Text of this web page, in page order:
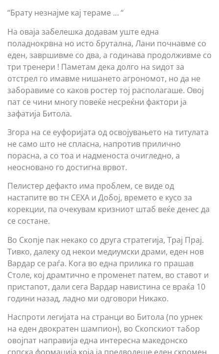
“Брату незнајме кај тераме … “
На оваја забелешка додавам уште една
поладнокрвна но исто брутална, Лани почнавме со
еден, завршивме со два, а годинава продолживме со
три тренери ! Паметам дека долго на ѕидот за
отстрел го имавме нишането агрономот, но да не
заборавиме со каков ростер тој располагаше. Овој
пат се чини многу повеќе несреќни фактори ја
зафатија Битола.
Згора на се еуфоријата од освојувањето на титулата
не само што не спласна, напротив прилично
порасна, а со тоа и надменоста очигледно, а
неосновано го достигна врвот.
Пелистер дефакто има проблем, се виде од
настапите во тн СЕХА и Добој, времето е кусо за
корекции, па очекувам кризниот штаб веќе денес да
се состане.
Во Скопје пак некако со друга стратегија, Трај Прај.
Тивко, далеку од некои медиумски драми, еден нов
Вардар се раѓа. Кога во една прилика го прашав
Столе, кој драмтично е променет патем, во ставот и
пристапот, дали сега Вардар навистина се враќа 10
години назад, ладно ми одговори Никако.
Наспроти легијата на странци во Битола (по урнек
на еден двократен шампион), во Скопскиот табор
овојпат направија една интересна македонско